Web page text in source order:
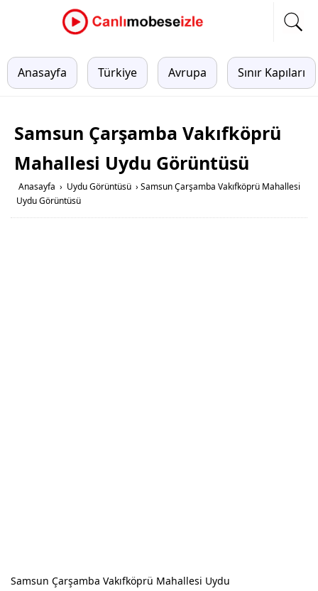
Anasayfa Türkiye Avrupa Sınır Kapıları
Samsun Çarşamba Vakıfköprü
Mahallesi Uydu Görüntüsü
Anasayfa › Uydu Görüntüsü › Samsun Çarşamba Vakıfköprü Mahallesi
Uydu Görüntüsü
Samsun Çarşamba Vakıfköprü Mahallesi Uydu